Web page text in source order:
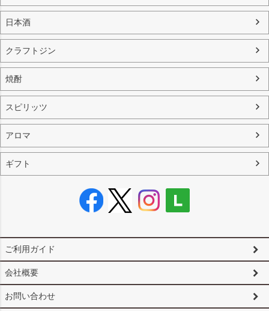
日本酒
クラフトジン
焼酎
スピリッツ
アロマ
ギフト
ご利用ガイド
会社概要
お問い合わせ